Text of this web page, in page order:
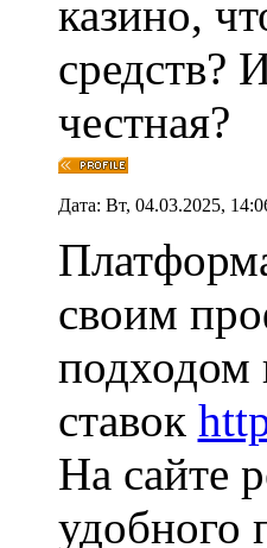
казино,
средств?
честная?
Дата: Вт, 04.03.2025,
своим
подходом
ставок
На сайте
удобного